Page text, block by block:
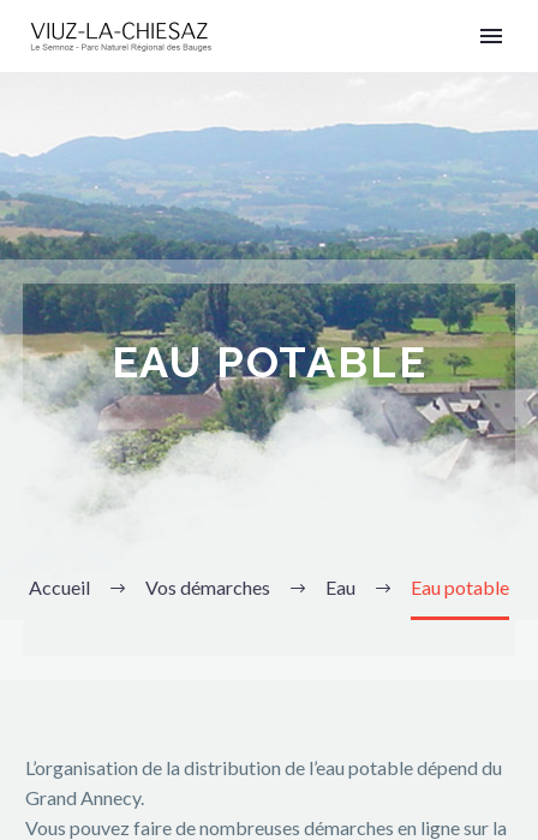
EAU POTABLE
Accueil Vos démarches Eau Eau potable
L’organisation de la distribution de l’eau potable dépend du
Grand Annecy.
Vous pouvez faire de nombreuses démarches en ligne sur la